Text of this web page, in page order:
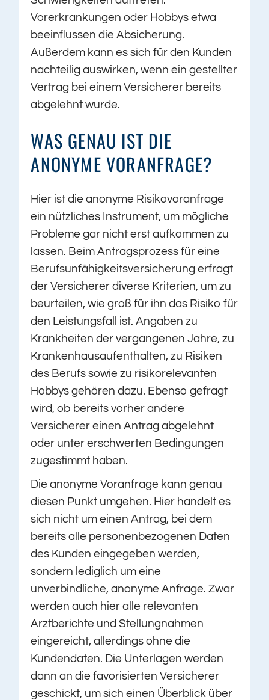
Vorerkrankungen oder Hobbys etwa
beeinflussen die Absicherung.
Außerdem kann es sich für den Kunden
nachteilig auswirken, wenn ein gestellter
Vertrag bei einem Versicherer bereits
abgelehnt wurde.
WAS GENAU IST DIE
ANONYME VORANFRAGE?
Hier ist die anonyme Risikovoranfrage
ein nützliches Instrument, um mögliche
Probleme gar nicht erst aufkommen zu
lassen. Beim Antragsprozess für eine
Berufsunfähigkeitsversicherung erfragt
der Versicherer diverse Kriterien, um zu
beurteilen, wie groß für ihn das Risiko für
den Leistungsfall ist. Angaben zu
Krankheiten der vergangenen Jahre, zu
Krankenhausaufenthalten, zu Risiken
des Berufs sowie zu risikorelevanten
Hobbys gehören dazu. Ebenso gefragt
wird, ob bereits vorher andere
Versicherer einen Antrag abgelehnt
oder unter erschwerten Bedingungen
zugestimmt haben.
Die anonyme Voranfrage kann genau
diesen Punkt umgehen. Hier handelt es
sich nicht um einen Antrag, bei dem
bereits alle personenbezogenen Daten
des Kunden eingegeben werden,
sondern lediglich um eine
unverbindliche, anonyme Anfrage. Zwar
werden auch hier alle relevanten
Arztberichte und Stellungnahmen
eingereicht, allerdings ohne die
Kundendaten. Die Unterlagen werden
dann an die favorisierten Versicherer
geschickt, um sich einen Überblick über